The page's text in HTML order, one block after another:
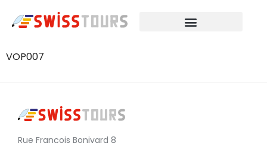
VOP007
Rue François Bonivard 8